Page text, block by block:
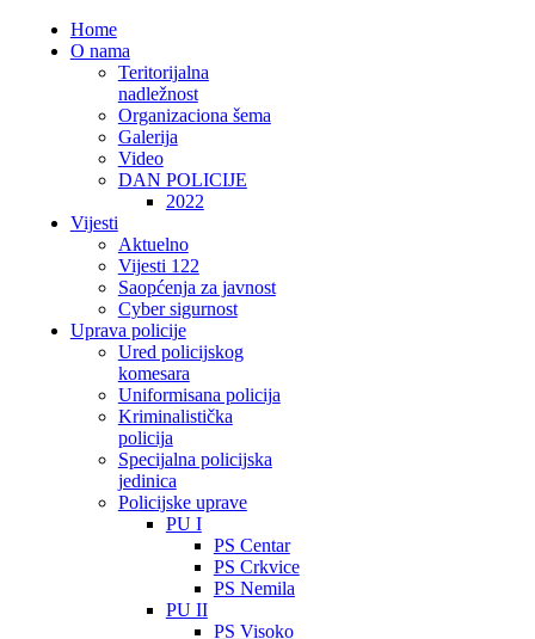
Home
O nama
Teritorijalna
nadležnost
Organizaciona šema
Galerija
Video
DAN POLICIJE
2022
Vijesti
Aktuelno
Vijesti 122
Saopćenja za javnost
Cyber sigurnost
Uprava policije
Ured policijskog
komesara
Uniformisana policija
Kriminalistička
policija
Specijalna policijska
jedinica
Policijske uprave
PU I
PS Centar
PS Crkvice
PS Nemila
PU II
PS Visoko